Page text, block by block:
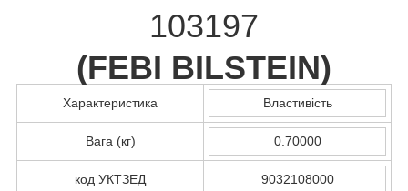
103197
(FEBI BILSTEIN)
Характеристика Властивість
Вага (кг) 0.70000
код УКТЗЕД 9032108000